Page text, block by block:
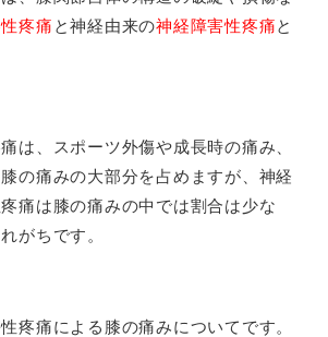
疼痛 と神経由来の神経障害性疼痛と
は、スポーツ外傷や成長時の痛み、
の痛みの大部分を占めますが、神経
痛は膝の痛みの中では割合は少な
がちです。
疼痛による膝の痛みについてです。